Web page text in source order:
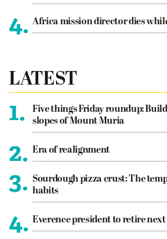
4. Africa mission director dies
LATEST
1.
Five things Friday roundup:
slopes of Mount Muria
2. Era of realignment
3. Sourdough pizza crust: The
habits
4. Everence president to retire